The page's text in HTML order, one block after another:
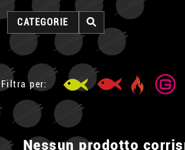
CATEGORIE
Filtra per:
Nessun prodotto